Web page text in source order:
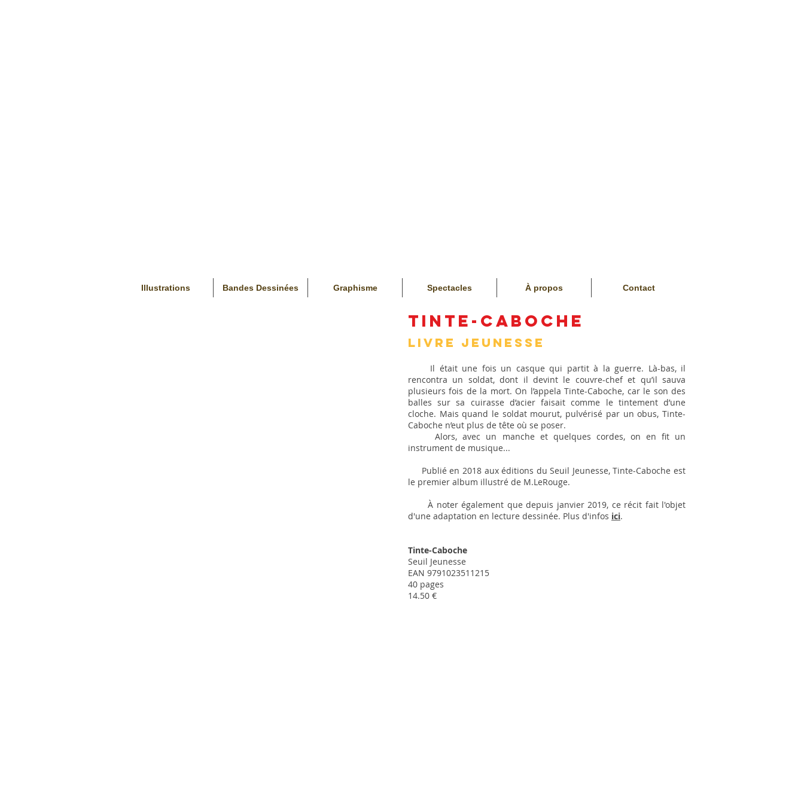
Illustrations Bandes Dessinées Graphisme Spectacles À propos Contact
Tinte-Caboche
Livre Jeunesse
Il était une fois un casque qui partit à la guerre. Là-bas, il
rencontra un soldat, dont il devint le couvre-chef et qu’il sauva
plusieurs fois de la mort. On l’appela Tinte-Caboche, car le son des
balles sur sa cuirasse d’acier faisait comme le tintement d’une
cloche. Mais quand le soldat mourut, pulvérisé par un obus, Tinte-
Caboche n’eut plus de tête où se poser.
Alors, avec un manche et quelques cordes, on en fit un
instrument de musique...
Publié en 2018 aux éditions du Seuil Jeunesse, Tinte-Caboche est
le premier album illustré de M.LeRouge.
À noter également que depuis janvier 2019, ce récit fait l'objet
d'une adaptation en lecture dessinée. Plus d'infos ici.
Tinte-Caboche
Seuil Jeunesse
EAN 9791023511215
40 pages
14.50 €